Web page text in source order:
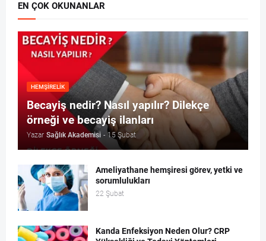
EN ÇOK OKUNANLAR
HEMŞIRELIK
Becayiş nedir? Nasıl yapılır? Dilekçe
örneği ve becayiş ilanları
Yazar Sağlık Akademisi - 15 Şubat
Ameliyathane hemşiresi görev, yetki ve
sorumlulukları
22 Şubat
Kanda Enfeksiyon Neden Olur? CRP